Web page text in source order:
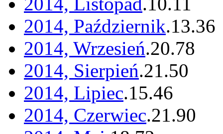
2014, Październik.13.36
2014, Wrzesień.20.78
2014, Sierpień.21.50
2014, Lipiec.15.46
2014, Czerwiec.21.90